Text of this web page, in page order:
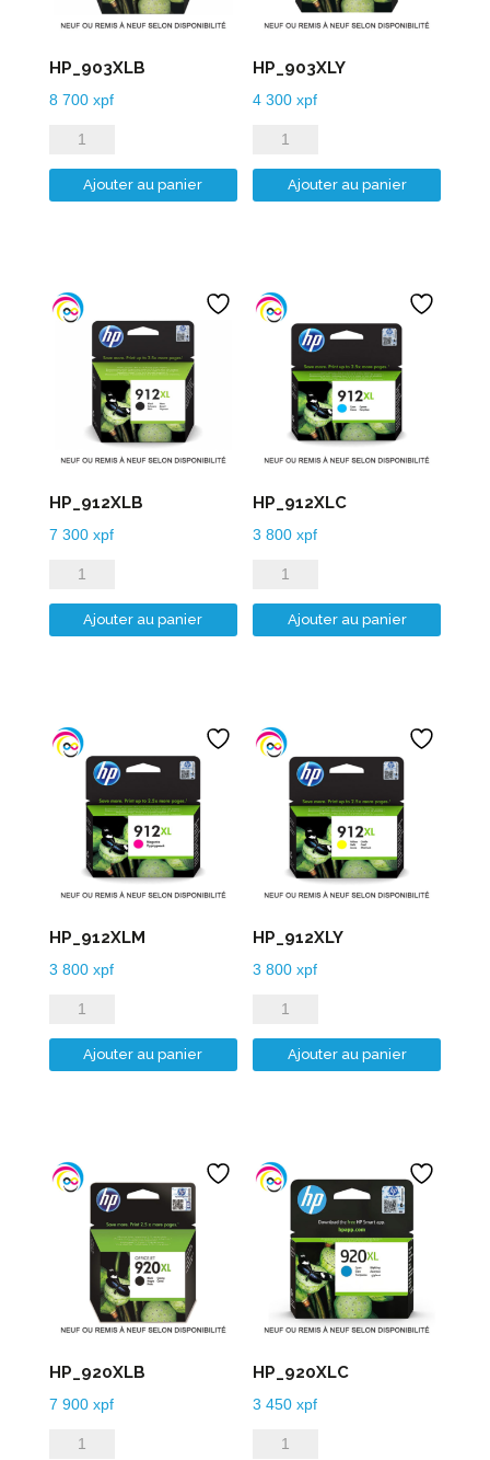
HP_903XLB
8 700 xpf
quantité
de
HP_903XLB
Ajouter au panier
HP_903XLY
4 300xpf
quantité
de
HP_903XLY
Ajouter au panier
HP_912XLB
7 300 xpf
quantité
de
HP_912XLB
Ajouter au panier
HP_912XLC
3 800xpf
quantité
de
HP_912XLC
Ajouter au panier
HP_912XLM
3 800 xpf
quantité
de
HP_912XLM
Ajouter au panier
HP_912XLY
3 800xpf
quantité
de
HP_912XLY
Ajouter au panier
HP_920XLB
7 900 xpf
quantité
HP_920XLC
3 450xpf
quantité